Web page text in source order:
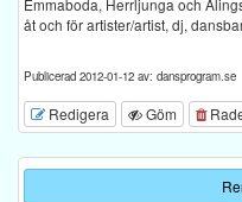
åt och för artister/artist, dj,
Publicerad 2012-01-12 av: dansprogram.se
Redigera Göm